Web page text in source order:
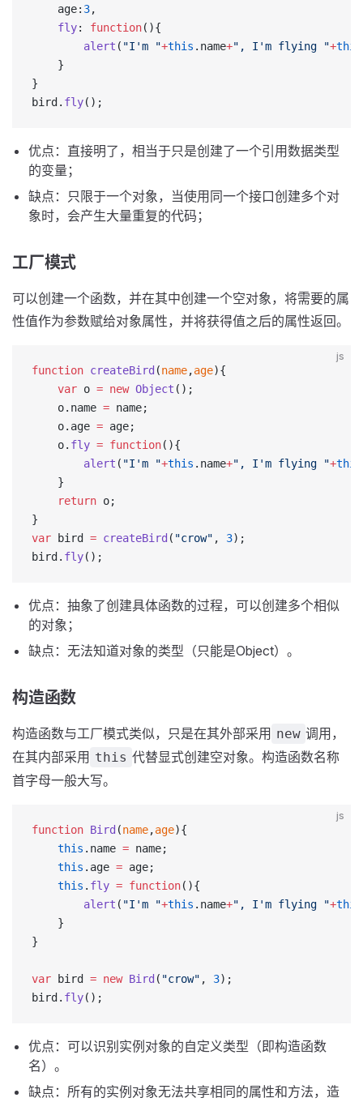
    age:
3,
    fly
: function(){
        alert
( "I'm "+this .name+", I'm flying "+this
    }
}
bird. fly();
优点：直接明了，相当于只是创建了一个引用数据类型
的变量；
缺点：只限于一个对象，当使用同一个接口创建多个对
象时，会产生大量重复的代码；
工厂模式
可以创建一个函数，并在其中创建一个空对象，将需要的属
性值作为参数赋给对象属性，并将获得值之后的属性返回。
js
function createBird (name,age){
    var
o = new Object ();
    o.name
= name;
    o.age
= age;
    o.
fly = function(){
        alert
( "I'm "+this .name+", I'm flying "+this
    }
    return
o;
}
var bird = createBird ( "crow" , 3);
bird. fly();
优点：抽象了创建具体函数的过程，可以创建多个相似
的对象；
缺点：无法知道对象的类型（只能是Object）。
构造函数
构造函数与工厂模式类似，只是在其外部采用 new 调用，
在其内部采用 this 代替显式创建空对象。构造函数名称
首字母一般大写。
js
function Bird (name,age){
    this
.name = name;
    this
.age = age;
    this
. fly = function(){
        alert
( "I'm "+this .name+", I'm flying "+this
    }
}
var bird = new Bird ( "crow" , 3);
bird. fly();
优点：可以识别实例对象的自定义类型（即构造函数
名）。
缺点：所有的实例对象无法共享相同的属性和方法，造